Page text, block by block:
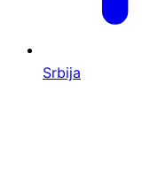
Srbija